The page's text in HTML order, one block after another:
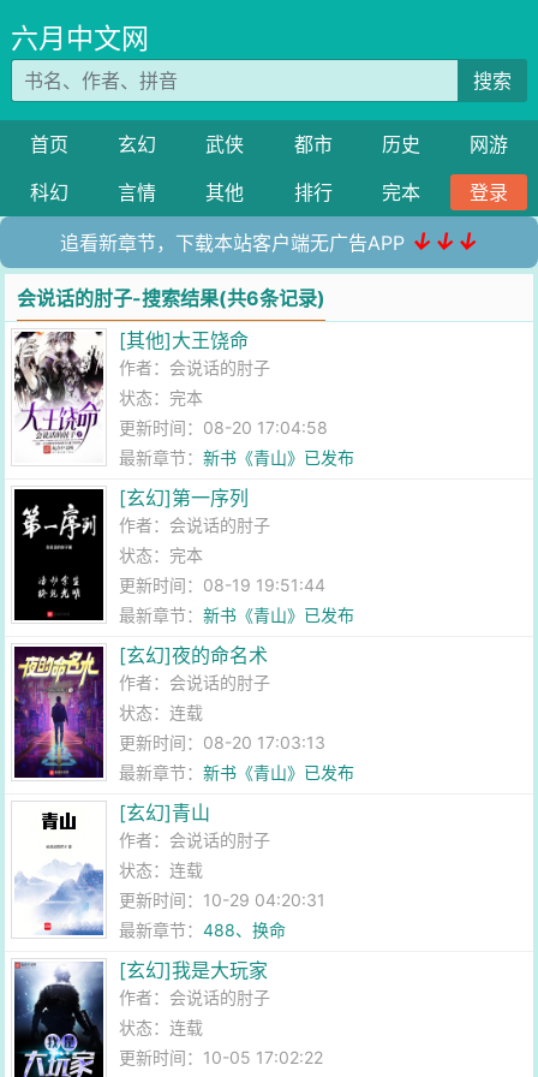
六月中文网
搜索
首页 玄幻 武侠 都市 历史
网游
科幻
言情 其他 排行 完本 登录
追看新章节，下载本站客户端无广告APP ↓↓↓
会说话的肘子-搜索结果(共6条记录)
[其他]大王饶命
作者： 会说话的肘子
状态：完本
更新时间：08-20 17:04:58
最新章节：新书《青山》已发布
[玄幻]第一序列
作者： 会说话的肘子
状态：完本
更新时间：08-19 19:51:44
最新章节：新书《青山》已发布
[玄幻]夜的命名术
作者： 会说话的肘子
状态：连载
更新时间：08-20 17:03:13
最新章节：新书《青山》已发布
[玄幻]青山
作者： 会说话的肘子
状态：连载
更新时间：10-29 04:20:31
最新章节：488、换命
[玄幻]我是大玩家
作者： 会说话的肘子
状态：连载
更新时间：10-05 17:02:22